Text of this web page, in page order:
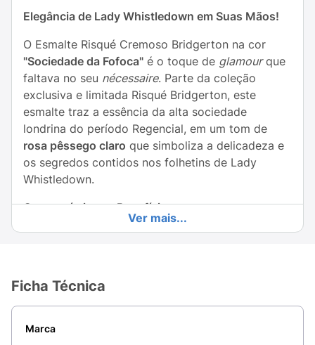
Elegância de Lady Whistledown em Suas Mãos!
O Esmalte Risqué Cremoso Bridgerton na cor
"Sociedade da Fofoca" é o toque de glamourque
faltava no seu nécessaire. Parte da coleção
exclusiva e limitada Risqué Bridgerton, este
esmalte traz a essência da alta sociedade
londrina do período Regencial, em um tom de
rosa pêssego claro que simboliza a delicadeza e
os segredos contidos nos folhetins de Lady
Whistledown.
Características e Benefícios:
Acabamento Cremoso:Proporciona um brilho
Cor Exclusiva:
Alta Cobertura:
duas camadas.
Ver mais...
Ficha Técnica
Marca